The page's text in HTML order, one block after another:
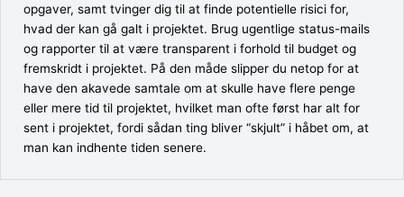
opgaver, samt tvinger dig til at finde potentielle risici for,
hvad der kan gå galt i projektet. Brug ugentlige status-mails
og rapporter til at være transparent i forhold til budget og
fremskridt i projektet. På den måde slipper du netop for at
have den akavede samtale om at skulle have flere penge
eller mere tid til projektet, hvilket man ofte først har alt for
sent i projektet, fordi sådan ting bliver “skjult” i håbet om, at
man kan indhente tiden senere.